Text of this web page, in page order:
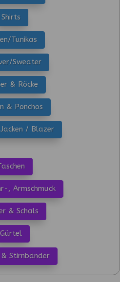
Shirts
Tunikas
Sweater
& Röcke
& Ponchos
/ Blazer
, Armschmuck
& Schals
Gürtel
Stirnbänder